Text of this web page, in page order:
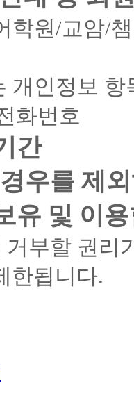
원/교암/
개인정보 항
화번호
간
우를 제
유 및 이
부할 권리
한됩니다.